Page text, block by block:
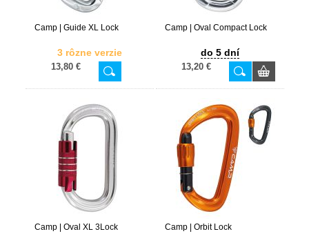
Camp | Guide XL Lock
3 rôzne verzie
13,80 €
Camp | Oval Compact Lock
do 5 dní
13,20 €
Camp | Oval XL 3Lock Camp | Orbit Lock